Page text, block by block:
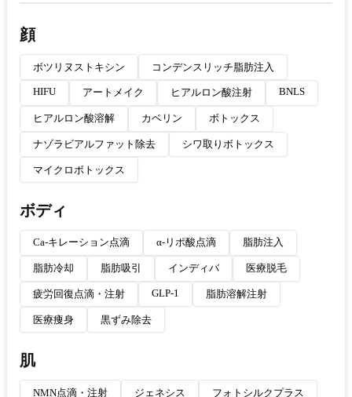
顔
ボツリヌストキシン コンデンスリッチ脂肪注入
HIFU アートメイク ヒアルロン酸注射 BNLS
ヒアルロン酸溶解 カベリン ボトックス
ナゾラビアルファット除去 シワ取りボトックス
マイクロボトックス
ボディ
Ca-キレーション点滴 α-リポ酸点滴 脂肪注入
脂肪冷却 脂肪吸引 インディバ 医療脱毛
疲労回復点滴・注射 GLP-1 脂肪溶解注射
医療痩身 黒ずみ除去
肌
NMN点滴・注射 ジェネシス フォトシルクプラス